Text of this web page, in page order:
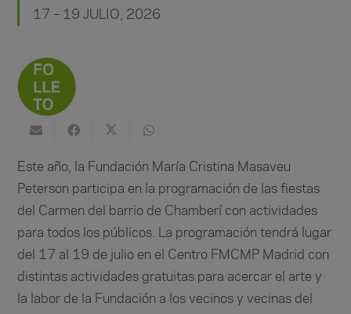
17 – 19 JULIO, 2026
Este año, la Fundación María Cristina Masaveu
Peterson participa en la programación de las fiestas
del Carmen del barrio de Chamberí con actividades
para todos los públicos. La programación tendrá lugar
del 17 al 19 de julio en el Centro FMCMP Madrid con
distintas actividades gratuitas para acercar el arte y
la labor de la Fundación a los vecinos y vecinas del